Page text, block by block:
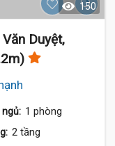
150
Duyệt,
ngủ: 1 phòng
2 tầng